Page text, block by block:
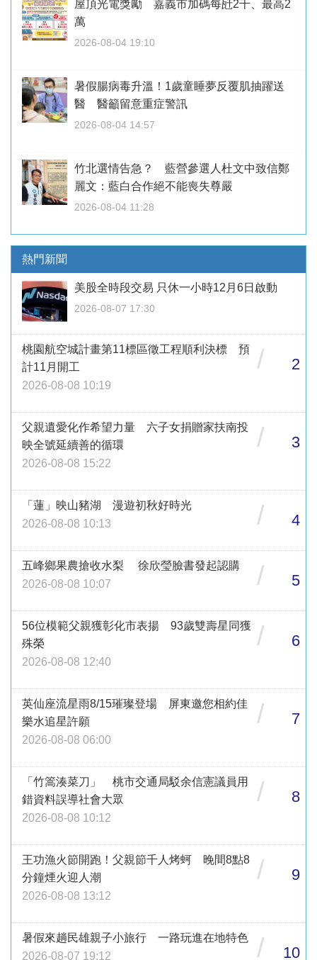
屋頂光電獎勵 嘉義市加碼每瓩2千、最高2
萬
2026-08-04 19:10
暑假腸病毒升溫！1歲童睡夢反覆肌抽躍送
醫 醫籲留意重症警訊
2026-08-04 14:57
竹北選情告急？ 藍營參選人杜文中致信鄭
麗文：藍白合作絕不能喪失尊嚴
2026-08-04 11:28
熱門新聞
美股全時段交易 只休一小時12月6日啟動
2026-08-07 17:30
桃園航空城計畫第11標區徵工程順利決標 預
計11月開工
2026-08-08 10:19
/ 2
父親遺愛化作希望力量 六子女捐贈家扶南投
映全號延續善的循環
2026-08-08 15:22
/ 3
「蓮」映山豬湖 漫遊初秋好時光
2026-08-08 10:13
/ 4
五峰鄉果農搶收水梨 徐欣瑩臉書發起認購
2026-08-08 10:07
/ 5
56位模範父親獲彰化市表揚 93歲雙壽星同獲
殊榮
2026-08-08 12:40
/ 6
英仙座流星雨8/15璀璨登場 屏東邀您相約佳
樂水追星許願
2026-08-08 06:00
/ 7
「竹篙湊菜刀」 桃市交通局駁余信憲議員用
錯資料誤導社會大眾
2026-08-08 10:12
/ 8
王功漁火節開跑！父親節千人烤蚵 晚間8點8
分鐘煙火迎人潮
2026-08-08 13:12
/ 9
暑假來趟民雄親子小旅行 一路玩進在地特色
2026-08-07 19:12
/ 10